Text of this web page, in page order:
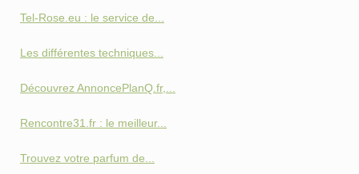
Tel-Rose.eu : le service de...
Les différentes techniques...
Découvrez AnnoncePlanQ.fr,...
Rencontre31.fr : le meilleur...
Trouvez votre parfum de...